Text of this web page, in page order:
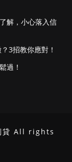
解，小心落入信
3招教你應對！
過！
貸 All rights